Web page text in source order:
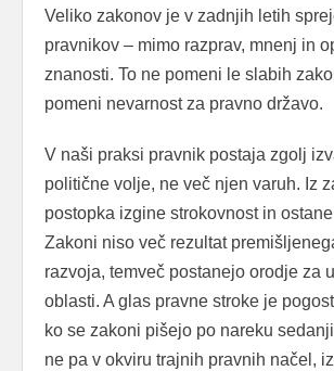
Veliko zakonov je v zadnjih letih
pravnikov – mimo razprav, mnenj in
znanosti. To ne pomeni le slabih
pomeni nevarnost za pravno državo.
V naši praksi pravnik postaja zgolj
politične volje, ne več njen varuh. Iz
postopka izgine strokovnost in
Zakoni niso več rezultat
razvoja, temveč postanejo orodje za
oblasti. A glas pravne stroke je
ko se zakoni pišejo po nareku
ne pa v okviru trajnih pravnih načel,